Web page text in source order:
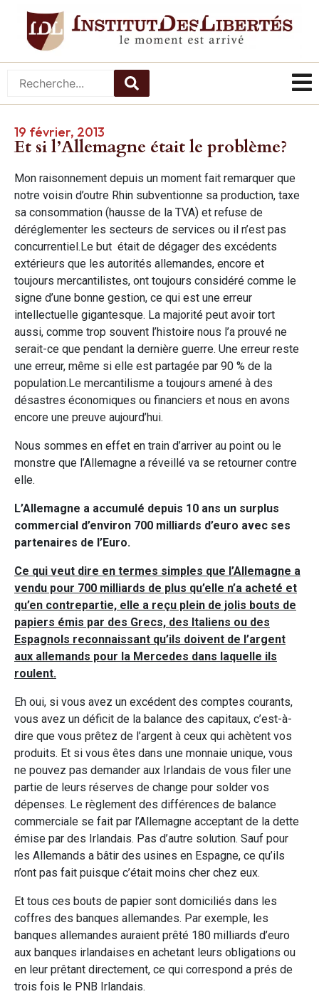
19 février, 2013
Et si l’Allemagne était le problème?
Mon raisonnement depuis un moment fait remarquer que
notre voisin d’outre Rhin subventionne sa production, taxe
sa consommation (hausse de la TVA) et refuse de
déréglementer les secteurs de services ou il n’est pas
concurrentiel.Le but était de dégager des excédents
extérieurs que les autorités allemandes, encore et
toujours mercantilistes, ont toujours considéré comme le
signe d’une bonne gestion, ce qui est une erreur
intellectuelle gigantesque. La majorité peut avoir tort
aussi, comme trop souvent l’histoire nous l’a prouvé ne
serait-ce que pendant la dernière guerre. Une erreur reste
une erreur, même si elle est partagée par 90 % de la
population.Le mercantilisme a toujours amené à des
désastres économiques ou financiers et nous en avons
encore une preuve aujourd’hui.
Nous sommes en effet en train d’arriver au point ou le
monstre que l’Allemagne a réveillé va se retourner contre
elle.
L’Allemagne a accumulé depuis 10 ans un surplus
commercial d’environ 700 milliards d’euro avec ses
partenaires de l’Euro.
Ce qui veut dire en termes simples que l’Allemagne a
vendu pour 700 milliards de plus qu’elle n’a acheté et
qu’en contrepartie, elle a reçu plein de jolis bouts de
papiers émis par des Grecs, des Italiens ou des
Espagnols reconnaissant qu’ils doivent de l’argent
aux allemands pour la Mercedes dans laquelle ils
roulent.
Eh oui, si vous avez un excédent des comptes courants,
vous avez un déficit de la balance des capitaux, c’est-à-
dire que vous prêtez de l’argent à ceux qui achètent vos
produits. Et si vous êtes dans une monnaie unique, vous
ne pouvez pas demander aux Irlandais de vous filer une
partie de leurs réserves de change pour solder vos
dépenses. Le règlement des différences de balance
commerciale se fait par l’Allemagne acceptant de la dette
émise par des Irlandais. Pas d’autre solution. Sauf pour
les Allemands a bâtir des usines en Espagne, ce qu’ils
n’ont pas fait puisque c’était moins cher chez eux.
Et tous ces bouts de papier sont domiciliés dans les
coffres des banques allemandes. Par exemple, les
banques allemandes auraient prêté 180 milliards d’euro
aux banques irlandaises en achetant leurs obligations ou
en leur prêtant directement, ce qui correspond a prés de
trois fois le PNB Irlandais.